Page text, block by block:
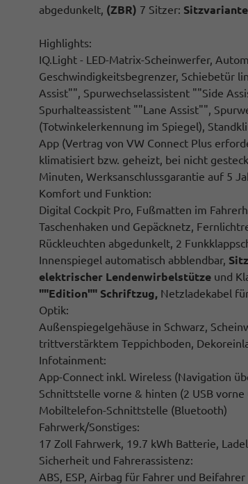
abgedunkelt, (ZBR) 7 Sitzer:
Highlights:
IQ.Light - LED-Matrix-Scheinwerfer,
Geschwindigkeitsbegrenzer, Schiebetür
Assist"", Spurwechselassistent ""Side
Spurhalteassistent ""Lane Assist"",
(Totwinkelerkennung im Spiegel),
App (Vertrag von VW Connect Plus
klimatisiert bzw. geheizt, bei nicht
Minuten, Werksanschlussgarantie auf 5
Komfort und Funktion:
Digital Cockpit Pro, Fußmatten im
Taschenhaken und Gepäcknetz,
Rückleuchten abgedunkelt, 2
Innenspiegel automatisch abblendbar, Sitz
elektrischer Lendenwirbelstütze und
""Edition"" Schriftzug, Netzladekabel
Optik:
Außenspiegelgehäuse in Schwarz,
trittverstärktem Teppichboden,
Infotainment:
App-Connect inkl. Wireless (Navigation
Schnittstelle vorne & hinten (2 USB vorne
Mobiltelefon-Schnittstelle (Bluetooth)
Fahrwerk/Sonstiges:
17 Zoll Fahrwerk, 19.7 kWh Batterie,
Sicherheit und Fahrerassistenz:
ABS, ESP, Airbag für Fahrer und